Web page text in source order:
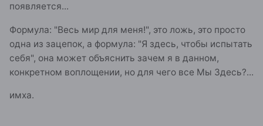
появляется...
Формула: "Весь мир для меня!", это ложь, это просто
одна из зацепок, а формула: "Я здесь, чтобы испытать
себя", она может объяснить зачем я в данном,
конкретном воплощении, но для чего все Мы Здесь?...
имха.